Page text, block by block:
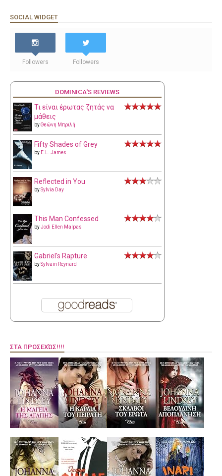
SOCIAL WIDGET
Followers Followers
DOMINICA'S REVIEWS
Τι είναι έρωτας ζητάς να
μάθεις
byΘεώνη Μπριλή
Fifty Shades of Grey
by E.L. James
Reflected in You
bySylvia Day
This Man Confessed
byJodi Ellen Malpas
Gabriel's Rapture
bySylvain Reynard
ΣΤΑ ΠΡΟΣΕΧΏΣ!!!!